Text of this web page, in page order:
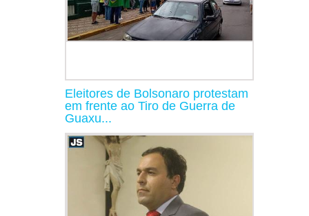
Eleitores de Bolsonaro protestam
em frente ao Tiro de Guerra de
Guaxu...